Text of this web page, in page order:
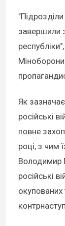
завершили
Як
російські
повне
році, з чим
Володимир
російські
окупованих